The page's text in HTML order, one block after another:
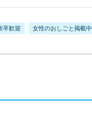
卒歓迎 女性のおしごと掲載中